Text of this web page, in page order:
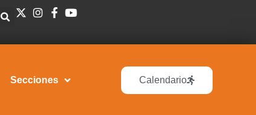
Secciones Calendario